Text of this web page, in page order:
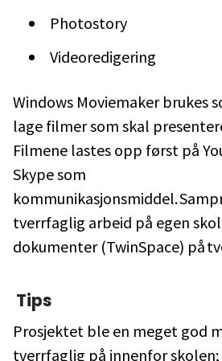
Photostory
Videoredigering
Windows Moviemaker brukes
lage filmer som skal
Filmene lastes opp først på
Skype som
kommunikasjonsmiddel.
tverrfaglig arbeid på egen
dokumenter (TwinSpace) på
Tips
Prosjektet ble en meget god
tverrfaglig på innenfor